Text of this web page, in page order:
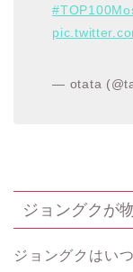
— otata
ジョングクが
ジョングクはい